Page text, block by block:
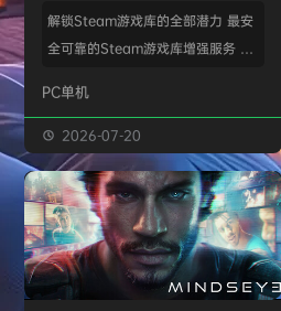
普洱 签到获取
欢迎普洱 加入本站
解锁Steam游戏库的全部潜力 最安
全可靠的Steam游戏库增强服务 工
修改任何steam设置、安全可靠、
可入库游戏总数 94000+、无视已
下架和锁区游戏、支持大多数游戏联
机。 无需为每一款游戏单独付费，
只需支付一次工具费用或订阅费，即
可永久访问工具库内的成千上万款游
戏，包括昂贵的3A大作。 极大地降
低了玩游戏的经济门槛，让玩家可以
PC单机
2026-07-20